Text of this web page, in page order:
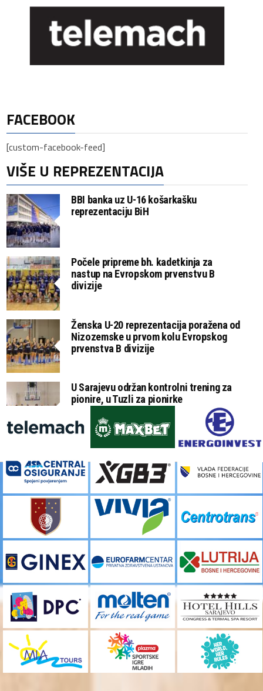
FACEBOOK
[custom-facebook-feed]
VIŠE U REPREZENTACIJA
BBI banka uz U-16 košarkašku
reprezentaciju BiH
Počele pripreme bh. kadetkinja za
nastup na Evropskom prvenstvu B
divizije
Ženska U-20 reprezentacija poražena od
Nizozemske u prvom kolu Evropskog
prvenstva B divizije
U Sarajevu održan kontrolni trening za
pionire, u Tuzli za pionirke